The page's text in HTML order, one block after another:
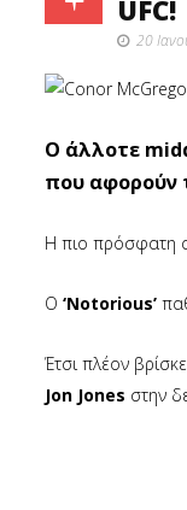
UFC!
20
O άλλοτε
που αφορούν
Η πιο πρόσφατη
Ο ‘Notorious’
Έτσι πλέον
Jon Jones στην